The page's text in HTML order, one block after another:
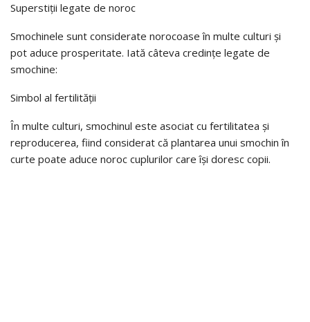
Superstiții legate de noroc
Smochinele sunt considerate norocoase în multe culturi și
pot aduce prosperitate. Iată câteva credințe legate de
smochine:
Simbol al fertilității
În multe culturi, smochinul este asociat cu fertilitatea și
reproducerea, fiind considerat că plantarea unui smochin în
curte poate aduce noroc cuplurilor care își doresc copii.